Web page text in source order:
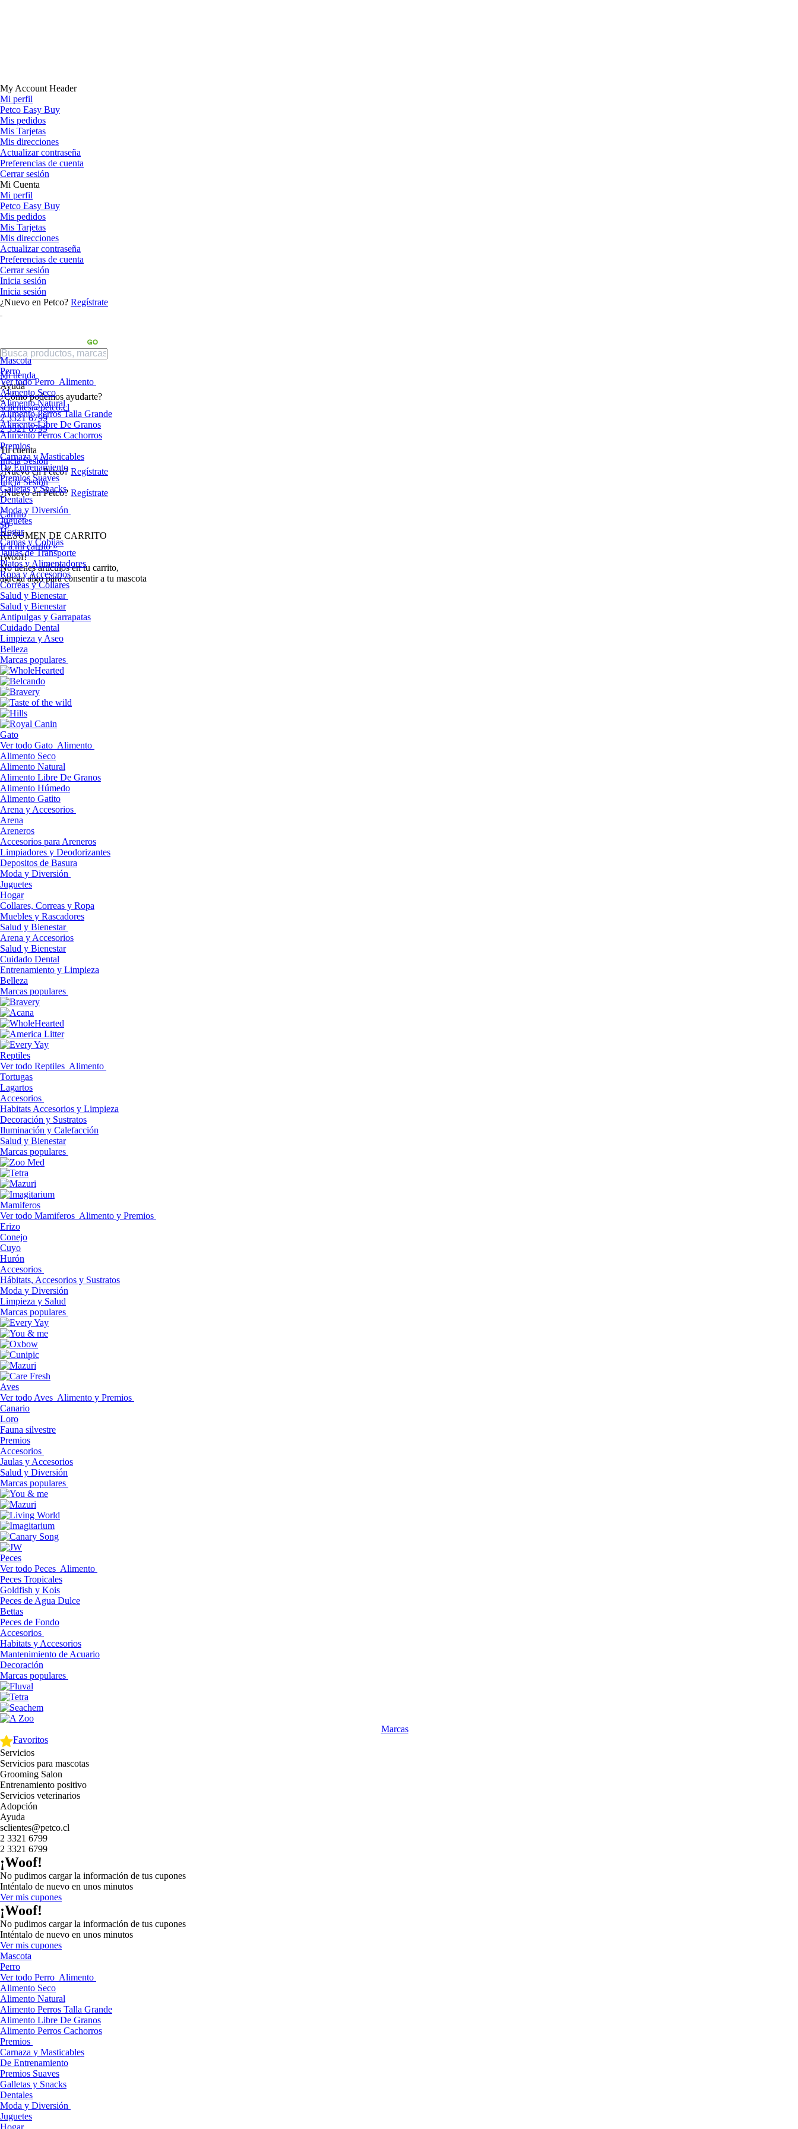
My Account Header
Mi perfil
Petco Easy Buy
Mis pedidos
Mis Tarjetas
Mis direcciones
Actualizar contraseña
Preferencias de cuenta
Cerrar sesión
Mi Cuenta
Mi perfil
Petco Easy Buy
Mis pedidos
Mis Tarjetas
Mis direcciones
Actualizar contraseña
Preferencias de cuenta
Cerrar sesión
Inicia sesión
Inicia sesión
¿Nuevo en Petco? Regístrate
Mi tienda
Ayuda
¿Cómo podemos ayudarte?
sclientes@petco.cl
2 3321 6799
2 3321 6799
Tu cuenta
Inicia Sesión
¿Nuevo en Petco? Regístrate
Inicia Sesión
¿Nuevo en Petco? Regístrate
Carrito
$0
RESUMEN DE CARRITO
Ir a mi carrito »
¡Woof!
No tíenes artículos en tu carrito,
agrega algo para consentir a tu mascota
Mascota
Perro
Ver todo Perro Alimento
Alimento Seco
Alimento Natural
Alimento Perros Talla Grande
Alimento Libre De Granos
Alimento Perros Cachorros
Premios
Carnaza y Masticables
De Entrenamiento
Premios Suaves
Galletas y Snacks
Dentales
Moda y Diversión
Juguetes
Hogar
Camas y Cobijas
Jaulas de Transporte
Platos y Alimentadores
Ropa y Accesorios
Correas y Collares
Salud y Bienestar
Salud y Bienestar
Antipulgas y Garrapatas
Cuidado Dental
Limpieza y Aseo
Belleza
Marcas populares
Gato
Ver todo Gato Alimento
Alimento Seco
Alimento Natural
Alimento Libre De Granos
Alimento Húmedo
Alimento Gatito
Arena y Accesorios
Arena
Areneros
Accesorios para Areneros
Limpiadores y Deodorizantes
Depositos de Basura
Moda y Diversión
Juguetes
Hogar
Collares, Correas y Ropa
Muebles y Rascadores
Salud y Bienestar
Arena y Accesorios
Salud y Bienestar
Cuidado Dental
Entrenamiento y Limpieza
Belleza
Marcas populares
Reptiles
Ver todo Reptiles Alimento
Tortugas
Lagartos
Accesorios
Habitats Accesorios y Limpieza
Decoración y Sustratos
Iluminación y Calefacción
Salud y Bienestar
Marcas populares
Mamiferos
Ver todo Mamiferos Alimento y Premios
Erizo
Conejo
Cuyo
Hurón
Accesorios
Hábitats, Accesorios y Sustratos
Moda y Diversión
Limpieza y Salud
Marcas populares
Aves
Ver todo Aves Alimento y Premios
Canario
Loro
Fauna silvestre
Premios
Accesorios
Jaulas y Accesorios
Salud y Diversión
Marcas populares
Peces
Ver todo Peces Alimento
Peces Tropicales
Goldfish y Kois
Peces de Agua Dulce
Bettas
Peces de Fondo
Accesorios
Habitats y Accesorios
Mantenimiento de Acuario
Decoración
Marcas populares
Marcas
Favoritos
Servicios
Servicios para mascotas
Grooming Salon
Entrenamiento positivo
Servicios veterinarios
Adopción
Ayuda
sclientes@petco.cl
2 3321 6799
2 3321 6799
¡Woof!
No pudimos cargar la información de tus cupones
Inténtalo de nuevo en unos minutos
Ver mis cupones
¡Woof!
No pudimos cargar la información de tus cupones
Inténtalo de nuevo en unos minutos
Ver mis cupones
Mascota
Perro
Ver todo Perro Alimento
Alimento Seco
Alimento Natural
Alimento Perros Talla Grande
Alimento Libre De Granos
Alimento Perros Cachorros
Premios
Carnaza y Masticables
De Entrenamiento
Premios Suaves
Galletas y Snacks
Dentales
Moda y Diversión
Juguetes
Hogar